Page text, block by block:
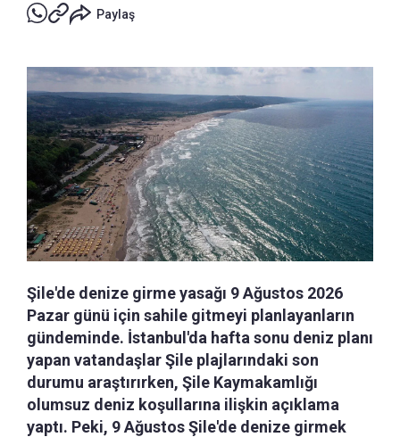
Paylaş
Şile'de denize girme yasağı 9 Ağustos 2026
Pazar günü için sahile gitmeyi planlayanların
gündeminde. İstanbul'da hafta sonu deniz planı
yapan vatandaşlar Şile plajlarındaki son
durumu araştırırken, Şile Kaymakamlığı
olumsuz deniz koşullarına ilişkin açıklama
yaptı. Peki, 9 Ağustos Şile'de denize girmek